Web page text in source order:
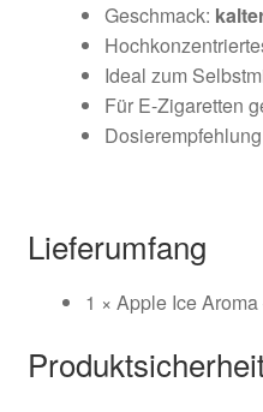
Geschmack:
Ideal zum
Für E-Zigaretten
Dosierempfehlung
Lieferumfang
1 × Apple Ice